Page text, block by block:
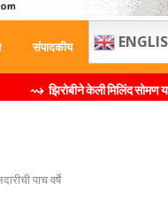
संपादकीय
केली मिलिंद सोमण यांची ब्रँड दूत
पाच वर्षे